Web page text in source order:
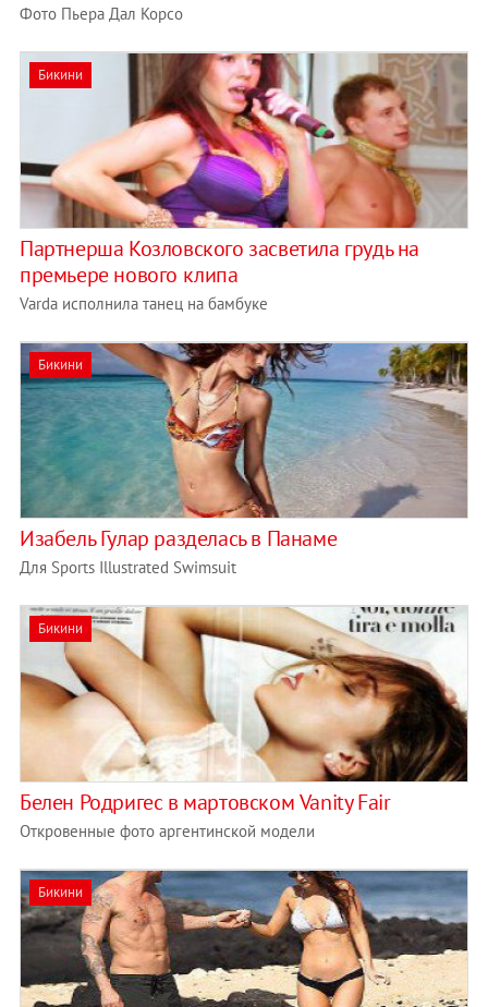
Фото Пьера Дал Корсо
Бикини
Партнерша Козловского засветила грудь на
премьере нового клипа
Varda исполнила танец на бамбуке
Бикини
Изабель Гулар разделась в Панаме
Для Sports Illustrated Swimsuit
Бикини
Белен Родригес в мартовском Vanity Fair
Откровенные фото аргентинской модели
Бикини